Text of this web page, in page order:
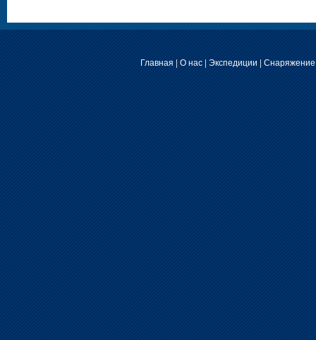
Главная | О нас| Экспедиции | Снаряжение